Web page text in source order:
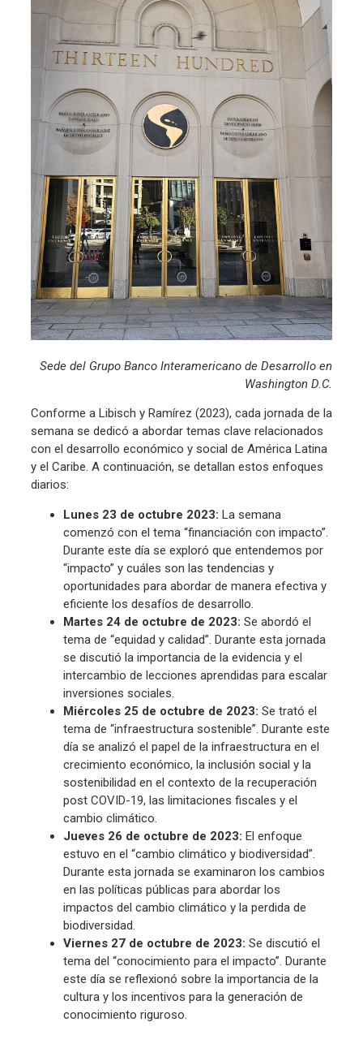
Sede del Grupo Banco Interamericano de Desarrollo en
Washington D.C.
Conforme a Libisch y Ramírez (2023), cada jornada de la
semana se dedicó a abordar temas clave relacionados
con el desarrollo económico y social de América Latina
y el Caribe. A continuación, se detallan estos enfoques
diarios:
Lunes 23 de octubre 2023: La semana
comenzó con el tema “financiación con impacto”.
Durante este día se exploró que entendemos por
“impacto” y cuáles son las tendencias y
oportunidades para abordar de manera efectiva y
eficiente los desafíos de desarrollo.
Martes 24 de octubre de 2023: Se abordó el
tema de “equidad y calidad”. Durante esta jornada
se discutió la importancia de la evidencia y el
intercambio de lecciones aprendidas para escalar
inversiones sociales.
Miércoles 25 de octubre de 2023: Se trató el
tema de “infraestructura sostenible”. Durante este
día se analizó el papel de la infraestructura en el
crecimiento económico, la inclusión social y la
sostenibilidad en el contexto de la recuperación
post COVID-19, las limitaciones fiscales y el
cambio climático.
Jueves 26 de octubre de 2023: El enfoque
estuvo en el “cambio climático y biodiversidad”.
Durante esta jornada se examinaron los cambios
en las políticas públicas para abordar los
impactos del cambio climático y la perdida de
biodiversidad.
Viernes 27 de octubre de 2023: Se discutió el
tema del “conocimiento para el impacto”. Durante
este día se reflexionó sobre la importancia de la
cultura y los incentivos para la generación de
conocimiento riguroso.